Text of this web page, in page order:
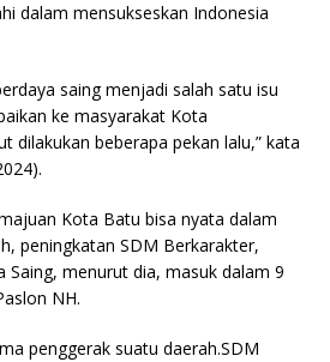
dalam mensukseskan Indonesia
saing menjadi salah satu isu
ke masyarakat Kota
dilakukan beberapa pekan lalu,” kata
Kota Batu bisa nyata dalam
peningkatan SDM Berkarakter,
Saing, menurut dia, masuk dalam 9
NH.
penggerak suatu daerah.SDM